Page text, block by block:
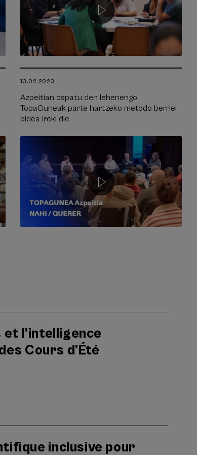
13.02.2023
Azpeitian ospatu den lehenengo
TopaGuneak parte hartzeko metodo berriei
bidea ireki die
et l'intelligence
Cours d'Été
inclusive pour